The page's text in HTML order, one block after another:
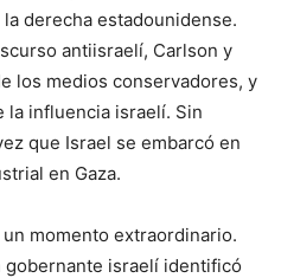
derecha estadounidense.
antiisraelí, Carlson y
los medios conservadores, y
la influencia israelí. Sin
que Israel se embarcó en
en Gaza.
momento extraordinario.
gobernante israelí identificó